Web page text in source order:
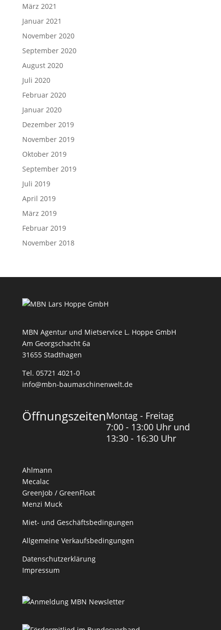
März 2021
Januar 2021
November 2020
September 2020
August 2020
Juli 2020
Februar 2020
Januar 2020
Dezember 2019
November 2019
Oktober 2019
September 2019
Juli 2019
April 2019
März 2019
Februar 2019
November 2018
MBN Agentur und Mietservice L. Hoppe GmbH
Am Georgschacht 6a
31655 Stadthagen
Tel. 05721 4021-0
info@mbn-baumaschinenwelt.de
ÖffnungszeitenMontag - Freitag
7:00 - 13:00 Uhr und
13:30 - 16:30 Uhr
Ahlmann
Mecalac
GreenJob / GreenFloat
Menzi Muck
Miet- und Geschäftsbedingungen
Allgemeine Verkaufsbedingungen
Datenschutzerklärung
Impressum